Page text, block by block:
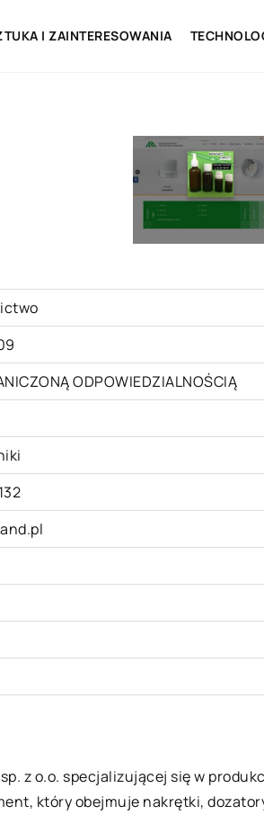
I ZAINTERESOWANIA
ODPOWIEDZIALNOŚCIĄ
z o.o. specjalizującej się w
który obejmuje nakrętki,